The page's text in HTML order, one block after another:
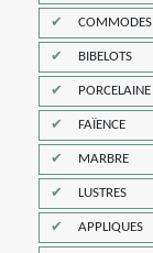
COMMODES
BIBELOTS
PORCELAINE
FAÏENCE
MARBRE
LUSTRES
APPLIQUES